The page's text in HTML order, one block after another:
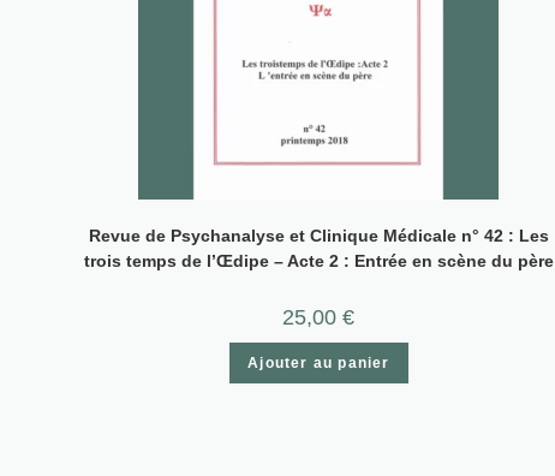
Revue de Psychanalyse et Clinique Médicale n° 42 : Les
trois temps de l’Œdipe – Acte 2 : Entrée en scène du père
25,00€
Ajouter au panier